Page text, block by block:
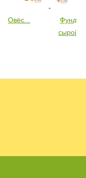
Овёс...
Фундук
сырой...